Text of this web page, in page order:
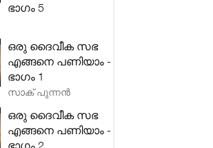
ഭാഗം 5
ഒരു ദൈവീക സഭ
എങ്ങനെ പണിയാം -
ഭാഗം 1
സാക് പുന്നൻ
ഒരു ദൈവീക സഭ
എങ്ങനെ പണിയാം -
ഭാഗം 2